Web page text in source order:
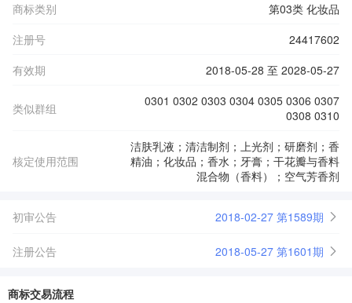
商标类别
第03类 化妆品
注册号
24417602
有效期
2018-05-28 至 2028-05-27
类似群组
0301 0302 0303 0304 0305 0306 0307
0308 0310
核定使用范围
洁肤乳液；清洁制剂；上光剂；研磨剂；香
精油；化妆品；香水；牙膏；干花瓣与香料
混合物（香料）；空气芳香剂
初审公告 2018-02-27 第1589期
注册公告 2018-05-27 第1601期
商标交易流程